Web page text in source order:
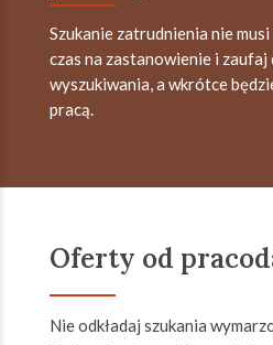
Szukanie zatrudnienia nie
czas na zastanowienie i zaufaj
wyszukiwania, a wkrótce
pracą.
Oferty od
Nie odkładaj szukania